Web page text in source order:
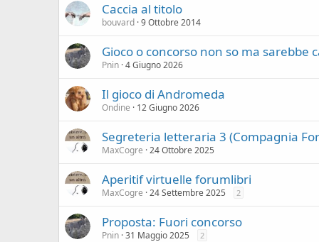
Caccia al titolo
bouvard 9 Ottobre 2014
Gioco o concorso non so ma sarebbe
Pnin 4 Giugno 2026
Il gioco di Andromeda
Ondine 12 Giugno 2026
Segreteria letteraria 3 (Compagnia
MaxCogre 24 Ottobre 2025
Aperitif virtuelle forumlibri
MaxCogre 24 Settembre 2025 2
Proposta: Fuori concorso
Pnin 31 Maggio 2025 2